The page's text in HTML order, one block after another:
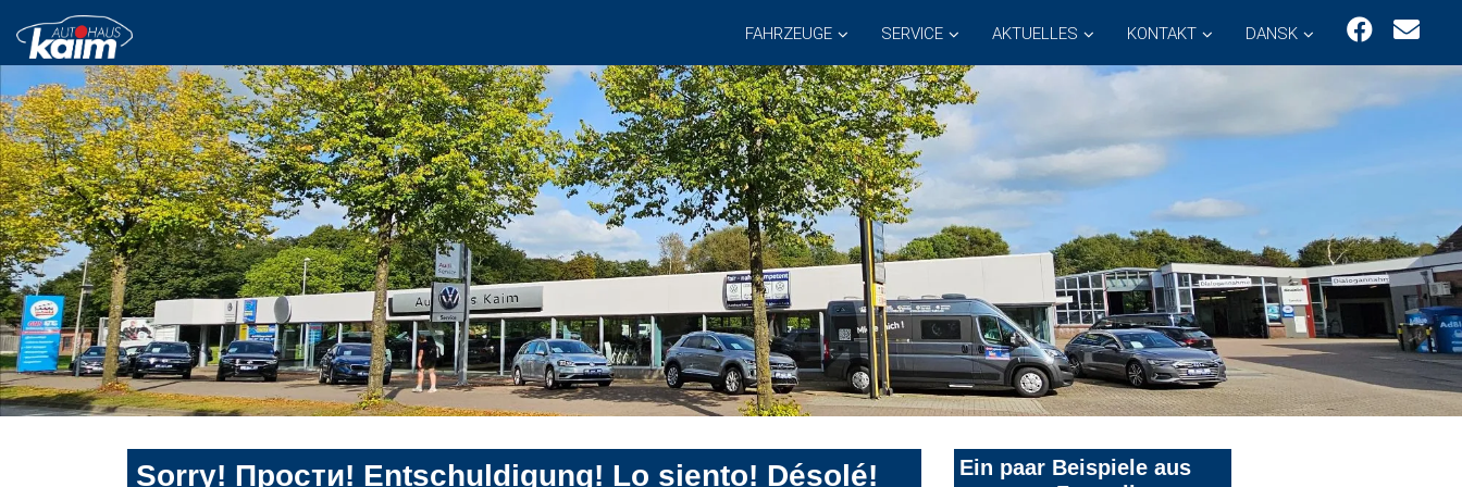
FAHRZEUGE SERVICE AKTUELLES KONTAKT DANSK
Sorry! Прости! Entschuldigung! Lo siento! Désolé!
Ein paar Beispiele aus